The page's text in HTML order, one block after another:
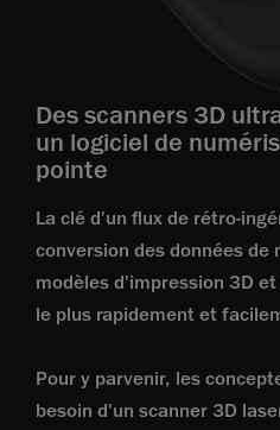
Des scanners 3D
un logiciel de
pointe
La clé d'un flux de rétro-
conversion des données de
modèles d'impression 3D
le plus rapidement et
Pour y parvenir, les
besoin d'un scanner 3D